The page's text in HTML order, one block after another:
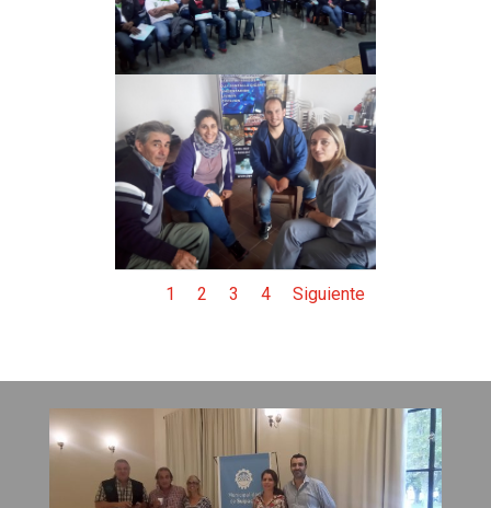
1 2 3 4 Siguiente